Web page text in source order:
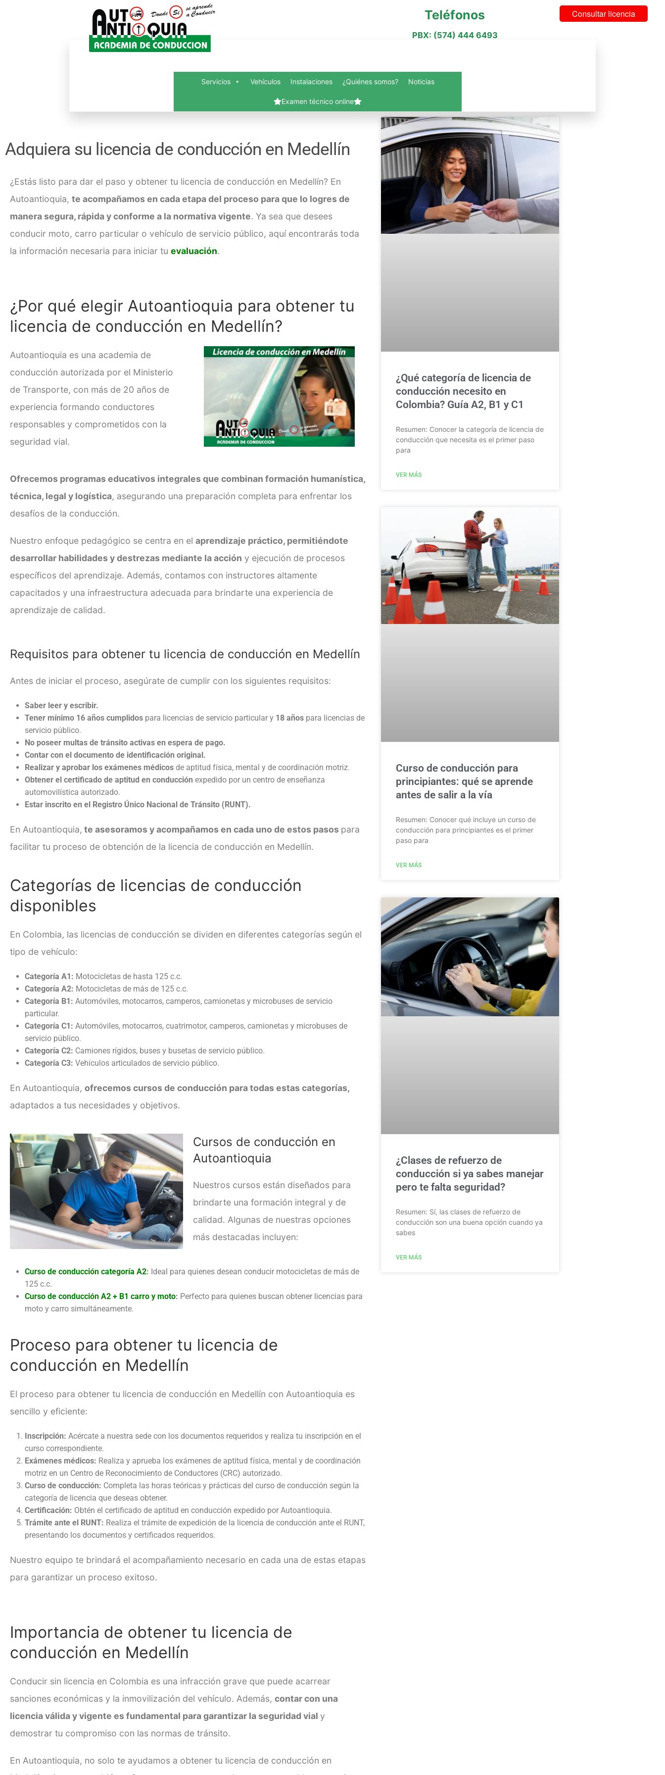
Teléfonos
PBX: (574) 444 6493
Consultar licencia
Servicios Vehículos Instalaciones ¿Quiénes somos? Noticias
Examen técnico online
Finalizar compraMi cuentaServicios
VehículosSlide Anything Popup Preview
Adquiera su licencia de conducción en Medellín
¿Estás listo para dar el paso y obtener tu licencia de conducción en Medellín? En
Autoantioquia, te acompañamos en cada etapa del proceso para que lo logres de
manera segura, rápida y conforme a la normativa vigente. Ya sea que desees
conducir moto, carro particular o vehículo de servicio público, aquí encontrarás toda
la información necesaria para iniciar tu evaluación.
¿Por qué elegir Autoantioquia para obtener tu
licencia de conducción en Medellín?
Autoantioquia es una academia de
conducción autorizada por el Ministerio
de Transporte, con más de 20 años de
experiencia formando conductores
responsables y comprometidos con la
seguridad vial.
Ofrecemos programas educativos integrales que combinan formación humanística,
técnica, legal y logística, asegurando una preparación completa para enfrentar los
desafíos de la conducción.
Nuestro enfoque pedagógico se centra en el aprendizaje práctico, permitiéndote
desarrollar habilidades y destrezas mediante la acción y ejecución de procesos
específicos del aprendizaje. Además, contamos con instructores altamente
capacitados y una infraestructura adecuada para brindarte una experiencia de
aprendizaje de calidad.
Requisitos para obtener tu licencia de conducción en Medellín
Antes de iniciar el proceso, asegúrate de cumplir con los siguientes requisitos:
Saber leer y escribir.
Tener mínimo 16 años cumplidos para licencias de servicio particular y 18 años para licencias de
servicio público.
No poseer multas de tránsito activas en espera de pago.
Contar con el documento de identificación original.
Realizar y aprobar los exámenes médicos de aptitud física, mental y de coordinación motriz.
Obtener el certificado de aptitud en conducción expedido por un centro de enseñanza
automovilística autorizado.
Estar inscrito en el Registro Único Nacional de Tránsito (RUNT).
En Autoantioquia, te asesoramos y acompañamos en cada uno de estos pasos para
facilitar tu proceso de obtención de la licencia de conducción en Medellín.
Categorías de licencias de conducción
disponibles
En Colombia, las licencias de conducción se dividen en diferentes categorías según el
tipo de vehículo:
Categoría A1: Motocicletas de hasta 125 c.c.
Categoría A2: Motocicletas de más de 125 c.c.
Categoría B1: Automóviles, motocarros, camperos, camionetas y microbuses de servicio
particular.
Categoría C1: Automóviles, motocarros, cuatrimotor, camperos, camionetas y microbuses de
servicio público.
Categoría C2: Camiones rígidos, buses y busetas de servicio público.
Categoría C3: Vehículos articulados de servicio público.
En Autoantioquia, ofrecemos cursos de conducción para todas estas categorías,
adaptados a tus necesidades y objetivos.
Cursos de conducción en
Autoantioquia
Nuestros cursos están diseñados para
brindarte una formación integral y de
calidad. Algunas de nuestras opciones
más destacadas incluyen:
Curso de conducción categoría A2: Ideal para quienes desean conducir motocicletas de más de
125 c.c.
Curso de conducción A2 + B1 carro y moto: Perfecto para quienes buscan obtener licencias para
moto y carro simultáneamente.
Proceso para obtener tu licencia de
conducción en Medellín
El proceso para obtener tu licencia de conducción en Medellín con Autoantioquia es
sencillo y eficiente:
Inscripción: Acércate a nuestra sede con los documentos requeridos y realiza tu inscripción en el
curso correspondiente.
Exámenes médicos: Realiza y aprueba los exámenes de aptitud física, mental y de coordinación
motriz en un Centro de Reconocimiento de Conductores (CRC) autorizado.
Curso de conducción: Completa las horas teóricas y prácticas del curso de conducción según la
categoría de licencia que deseas obtener.
Certificación: Obtén el certificado de aptitud en conducción expedido por Autoantioquia.
Trámite ante el RUNT: Realiza el trámite de expedición de la licencia de conducción ante el RUNT,
presentando los documentos y certificados requeridos.
Nuestro equipo te brindará el acompañamiento necesario en cada una de estas etapas
para garantizar un proceso exitoso.
Importancia de obtener tu licencia de
conducción en Medellín
Conducir sin licencia en Colombia es una infracción grave que puede acarrear
sanciones económicas y la inmovilización del vehículo. Además, contar con una
licencia válida y vigente es fundamental para garantizar la seguridad vial y
demostrar tu compromiso con las normas de tránsito.
En Autoantioquia, no solo te ayudamos a obtener tu licencia de conducción en
¿Qué categoría de licencia de
conducción necesito en
Colombia? Guía A2, B1 y C1
Resumen: Conocer la categoría de licencia de
conducción que necesita es el primer paso
para
VER MÁS
Curso de conducción para
principiantes: qué se aprende
antes de salir a la vía
Resumen: Conocer qué incluye un curso de
conducción para principiantes es el primer
paso para
VER MÁS
¿Clases de refuerzo de
conducción si ya sabes manejar
pero te falta seguridad?
Resumen: Sí, las clases de refuerzo de
conducción son una buena opción cuando ya
sabes
VER MÁS